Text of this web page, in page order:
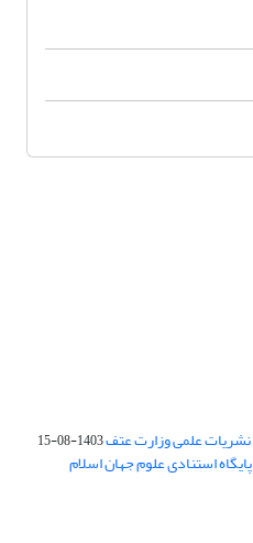
علمی وزارت عتف1403-08-15
استنادی علوم جهان اسلام